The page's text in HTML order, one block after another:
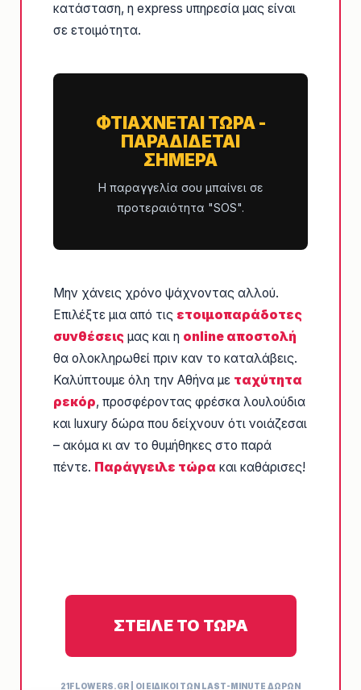
κατάσταση, η express υπηρεσία μας είναι
σε ετοιμότητα.
ΦΤΙΑΧΝΕΤΑΙ ΤΩΡΑ -
ΠΑΡΑΔΙΔΕΤΑΙ
ΣΗΜΕΡΑ
Η παραγγελία σου μπαίνει σε
προτεραιότητα "SOS".
Μην χάνεις χρόνο ψάχνοντας αλλού.
Επιλέξτε μια από τις ετοιμοπαράδοτες
συνθέσεις μας και η online αποστολή
θα ολοκληρωθεί πριν καν το καταλάβεις.
Καλύπτουμε όλη την Αθήνα με ταχύτητα
ρεκόρ, προσφέροντας φρέσκα λουλούδια
και luxury δώρα που δείχνουν ότι νοιάζεσαι
– ακόμα κι αν το θυμήθηκες στο παρά
πέντε. Παράγγειλε τώρα και καθάρισες!
ΣΤΕΙΛΕ ΤΟ ΤΩΡΑ
21FLOWERS.GR | ΟΙ ΕΙΔΙΚΟΙ ΤΩΝ LAST-MINUTE ΔΩΡΩΝ